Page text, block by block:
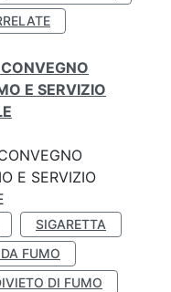
E SERVIZIO
E SERVIZIO
SIGARETTA
FUMO
DI FUMO